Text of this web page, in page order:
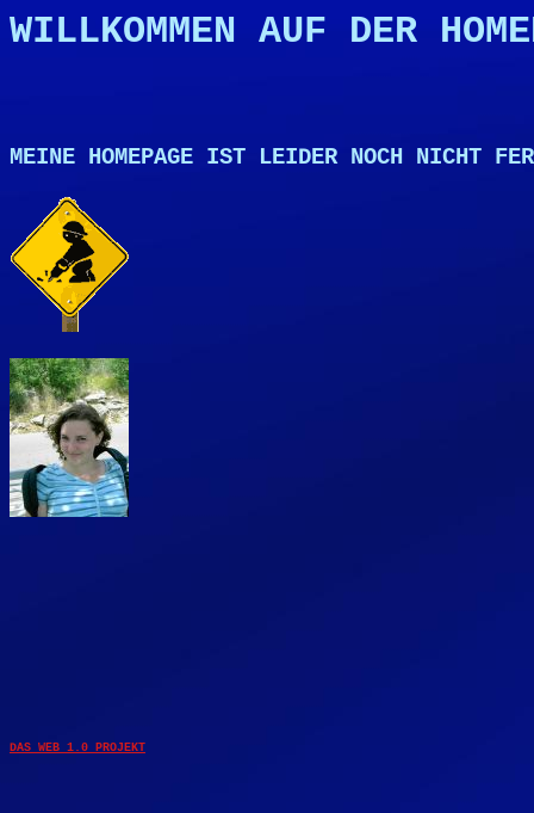
WILLKOMMEN AUF DER
MEINE HOMEPAGE IST LEIDER NOCH NICHT
DAS WEB 1.0 PROJEKT